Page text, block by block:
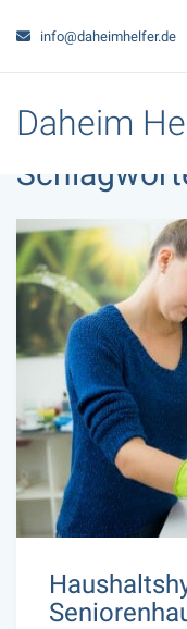
info@daheimhelfer.de
Daheim